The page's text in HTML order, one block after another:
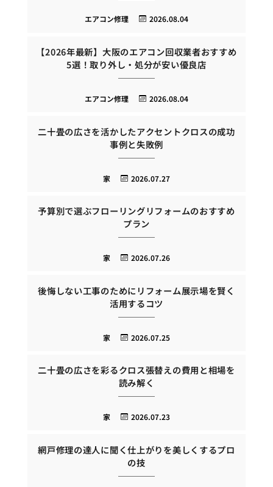
2026.08.04
エアコン修理
【2026年最新】大阪のエアコン回収業者おすすめ
5選！取り外し・処分が安い優良店
2026.08.04
エアコン修理
二十畳の広さを活かしたアクセントクロスの成功
事例と失敗例
2026.07.27
家
予算別で選ぶフローリングリフォームのおすすめ
プラン
2026.07.26
家
後悔しない工事のためにリフォーム展示場を賢く
活用するコツ
2026.07.25
家
二十畳の広さを彩るクロス張替えの費用と相場を
読み解く
2026.07.23
家
網戸修理の達人に聞く仕上がりを美しくするプロ
の技